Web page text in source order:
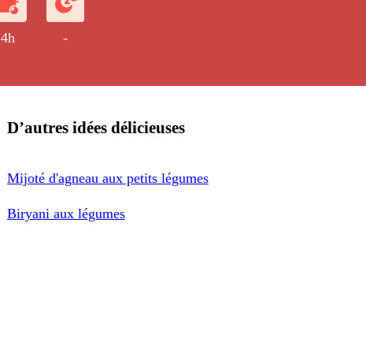
4h -
D’autres idées délicieuses
Mijoté d'agneau aux petits légumes
Biryani aux légumes